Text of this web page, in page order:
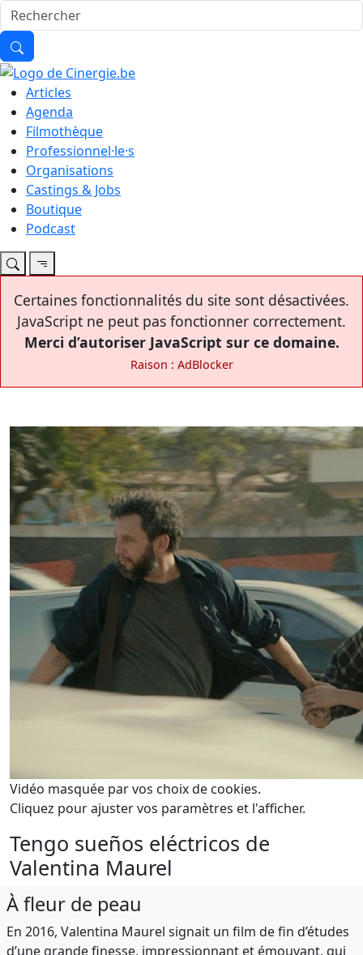
Articles
Agenda
Filmothèque
Professionnel·le·s
Organisations
Castings & Jobs
Boutique
Podcast
Certaines fonctionnalités du site sont désactivées.
JavaScript ne peut pas fonctionner correctement.
Merci d’autoriser JavaScript sur ce domaine.
Raison : AdBlocker
Vidéo masquée par vos choix de cookies.
Cliquez pour ajuster vos paramètres et l'afficher.
Tengo sueños eléctricos de
Valentina Maurel
À fleur de peau
En 2016, Valentina Maurel signait un film de fin d’études
d’une grande finesse, impressionnant et émouvant, qui